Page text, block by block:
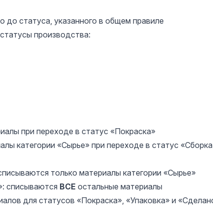
до статуса, указанного в общем правиле
производства:
при переходе в статус «Покраска»
категории «Сырье» при переходе в статус
только материалы категории «Сырье»
списываются ВСЕ остальные материалы
для статусов «Покраска», «Упаковка» и